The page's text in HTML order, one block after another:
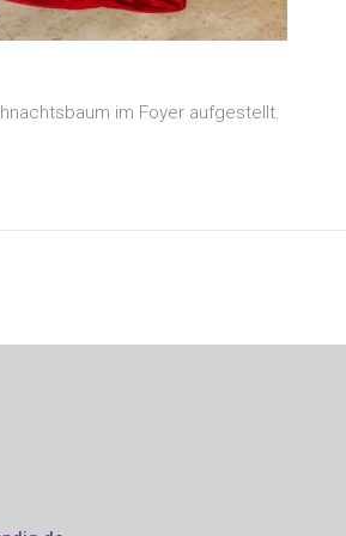
im Foyer aufgestellt.